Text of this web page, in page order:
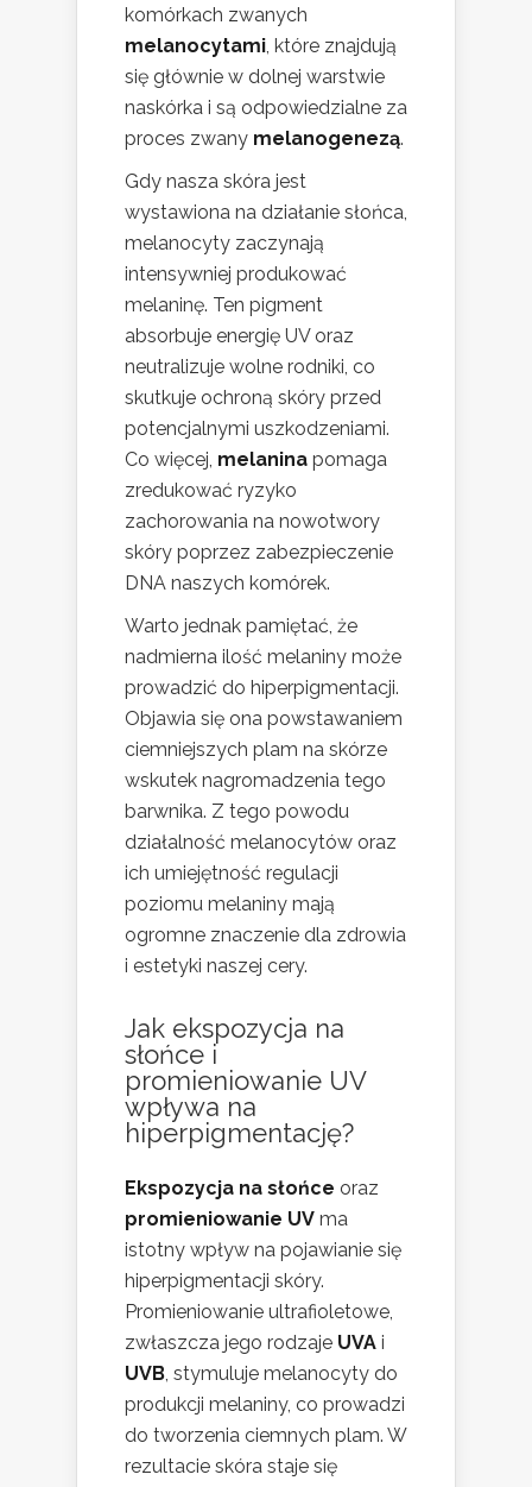
komórkach zwanych
melanocytami , które znajdują
się głównie w dolnej warstwie
naskórka i są odpowiedzialne za
proces zwany melanogenezą.
Gdy nasza skóra jest
wystawiona na działanie słońca,
melanocyty zaczynają
intensywniej produkować
melaninę. Ten pigment
absorbuje energię UV oraz
neutralizuje wolne rodniki, co
skutkuje ochroną skóry przed
potencjalnymi uszkodzeniami.
Co więcej, melanina pomaga
zredukować ryzyko
zachorowania na nowotwory
skóry poprzez zabezpieczenie
DNA naszych komórek.
Warto jednak pamiętać, że
nadmierna ilość melaniny może
prowadzić do hiperpigmentacji.
Objawia się ona powstawaniem
ciemniejszych plam na skórze
wskutek nagromadzenia tego
barwnika. Z tego powodu
działalność melanocytów oraz
ich umiejętność regulacji
poziomu melaniny mają
ogromne znaczenie dla zdrowia
i estetyki naszej cery.
Jak ekspozycja na
słońce i
promieniowanie UV
wpływa na
hiperpigmentację?
Ekspozycja na słońce oraz
promieniowanie UV ma
istotny wpływ na pojawianie się
hiperpigmentacji skóry.
Promieniowanie ultrafioletowe,
zwłaszcza jego rodzaje UVA i
UVB , stymuluje melanocyty do
produkcji melaniny, co prowadzi
do tworzenia ciemnych plam. W
rezultacie skóra staje się